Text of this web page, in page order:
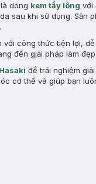
là dòng kem tẩy lông với
sau khi sử dụng. Sản
với công thức tiện lợi,
đến giải pháp làm
Hasaki để trải nghiệm
cơ thể và giúp bạn